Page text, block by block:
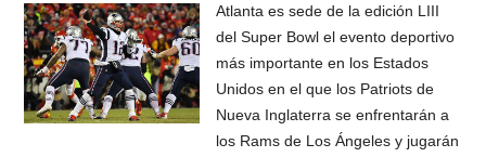
Atlanta es sede de la edición LIII
del Super Bowl el evento deportivo
más importante en los Estados
Unidos en el que los Patriots de
Nueva Inglaterra se enfrentarán a
los Rams de Los Ángeles y jugarán